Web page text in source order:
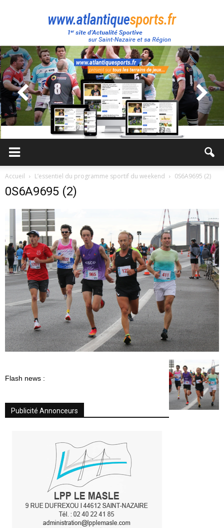
Atlantique
Sport
Accueil L’essentiel du programme sportif du weekend 0S6A9695 (2)
0S6A9695 (2)
Flash news :
Publicité Annonceurs